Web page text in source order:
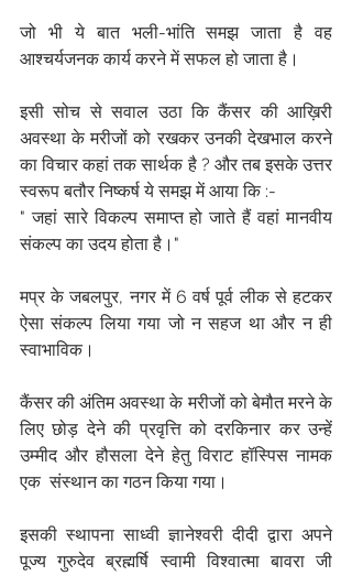
जो भी ये बात भली-भांति समझ जाता है वह
आश्चर्यजनक कार्य करने में सफल हो जाता है।
इसी सोच से सवाल उठा कि कैंसर की आख़िरी
अवस्था के मरीजों को रखकर उनकी देखभाल करने
का विचार कहां तक सार्थक है ? और तब इसके उत्तर
स्वरूप बतौर निष्कर्ष ये समझ में आया कि :-
" जहां सारे विकल्प समाप्त हो जाते हैं वहां मानवीय
संकल्प का उदय होता है।"
मप्र के जबलपुर, नगर में 6 वर्ष पूर्व लीक से हटकर
ऐसा संकल्प लिया गया जो न सहज था और न ही
स्वाभाविक।
कैंसर की अंतिम अवस्था के मरीजों को बेमौत मरने के
लिए छोड़ देने की प्रवृत्ति को दरकिनार कर उन्हें
उम्मीद और हौसला देने हेतु विराट हॉस्पिस नामक
एक  संस्थान का गठन किया गया।
इसकी स्थापना साध्वी ज्ञानेश्वरी दीदी द्वारा अपने
पूज्य गुरुदेव ब्रह्मर्षि स्वामी विश्वात्मा बावरा जी